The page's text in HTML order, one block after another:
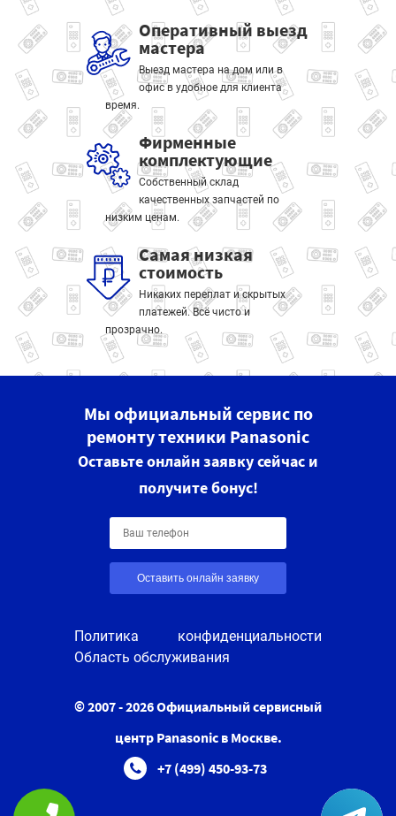
Оперативный выезд
мастера
Выезд мастера на дом или в
офис в удобное для клиента
время.
Фирменные
комплектующие
Собственный склад
качественных запчастей по
низким ценам.
Самая низкая
стоимость
Никаких переплат и скрытых
платежей. Всё чисто и
прозрачно.
Мы официальный сервис по
ремонту техники Panasonic
Оставьте онлайн заявку сейчас и
получите бонус!
Оставить онлайн заявку
Политика конфиденциальности
Область обслуживания
© 2007 - 2026 Официальный сервисный
центр Panasonic в Москве.
+7 (499) 450-93-73